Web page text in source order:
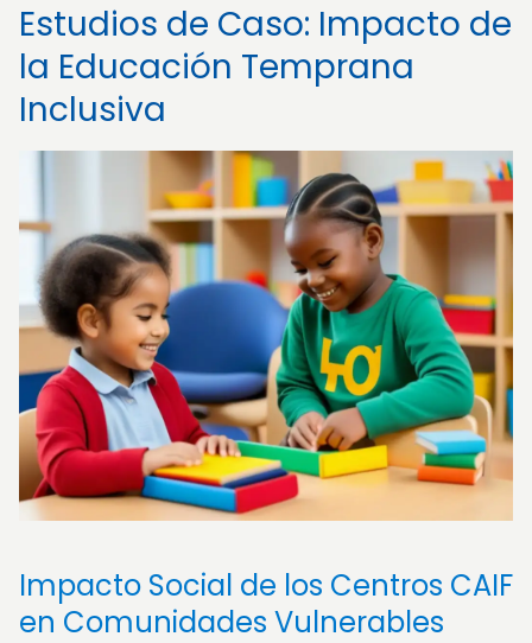
Estudios de Caso: Impacto de
la Educación Temprana
Inclusiva
Impacto Social de los Centros CAIF
en Comunidades Vulnerables